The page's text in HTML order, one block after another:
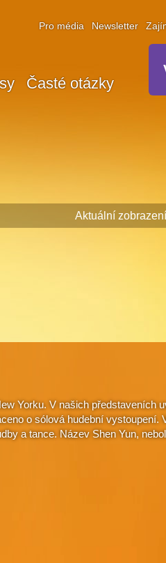
Časté otázky
Pro média Newsletter
Aktuální
Yorku. V našich představeních
o sólová hudební vystoupení.
a tance. Název Shen Yun,